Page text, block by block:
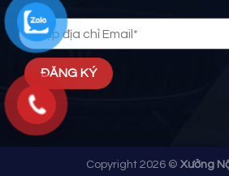
Copyright 2026 © Xưởng